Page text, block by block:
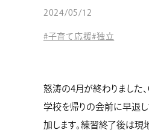
2024/05/12
#子育て応援#独立
怒涛の4月が終わりました
学校を帰りの会前に早退し
加します。練習終了後は現